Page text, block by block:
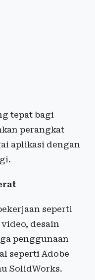
tepat bagi
perangkat
aplikasi dengan
seperti
desain
penggunaan
seperti Adobe
SolidWorks.